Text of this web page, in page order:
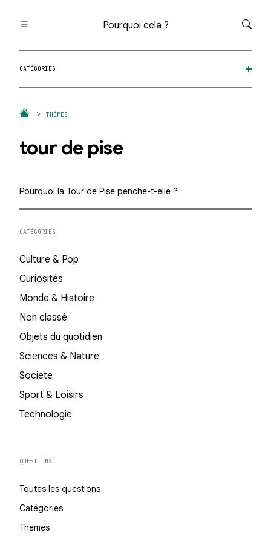
Pourquoi cela ?
Toutes les questions
Catégories
Question au hasard
CATÉGORIES
THÈMES
tour de pise
Pourquoi la Tour de Pise penche-t-elle ?
CATÉGORIES
Culture & Pop
Curiosités
Monde & Histoire
Non classé
Objets du quotidien
Sciences & Nature
Societe
Sport & Loisirs
Technologie
QUESTIONS
Toutes les questions
Catégories
Themes